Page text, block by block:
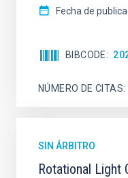
Fecha de
BIBCODE
NÚMERO DE CITAS
SIN ÁRBITRO
Rotational Light